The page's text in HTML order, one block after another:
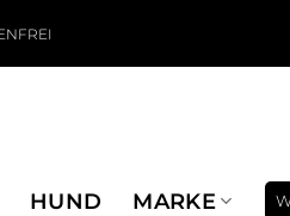
HUND MARKE